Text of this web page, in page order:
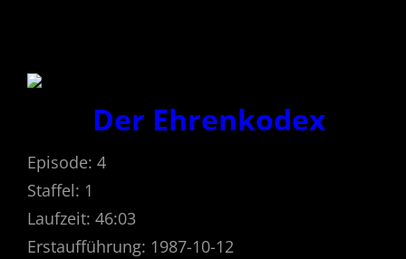
Der Ehrenkodex
Episode: 4
Staffel: 1
Laufzeit: 46:03
Erstaufführung: 1987-10-12